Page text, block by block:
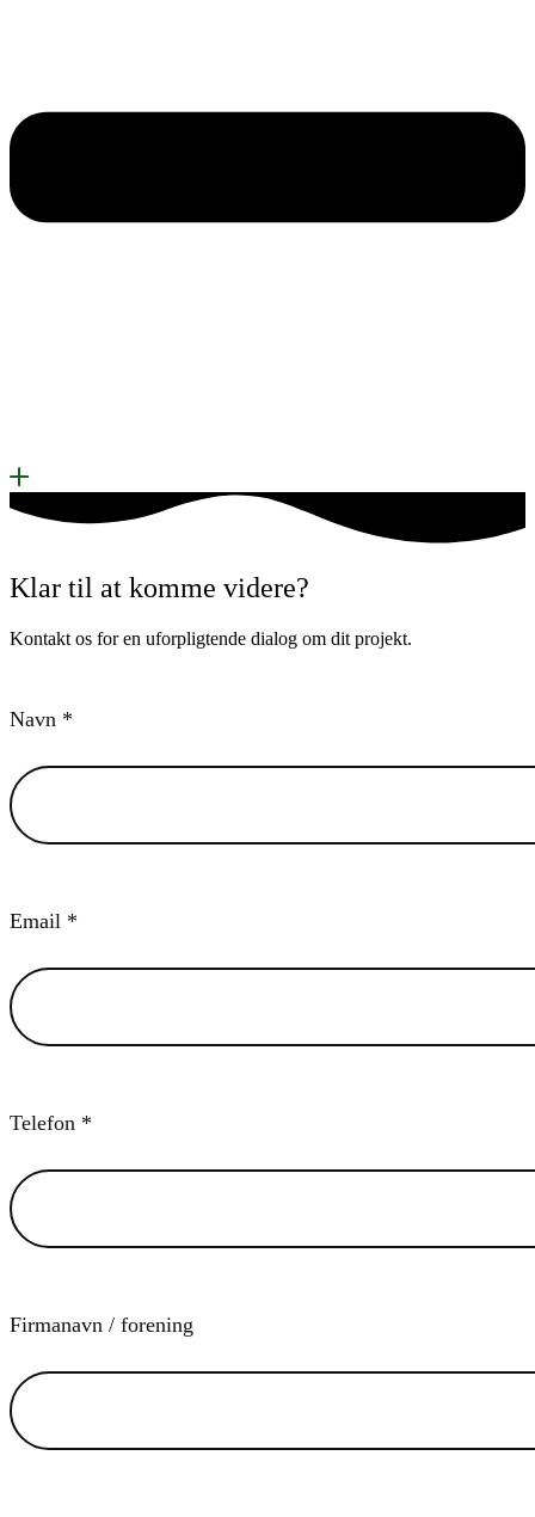
Klar til at komme videre?
Kontakt os for en uforpligtende dialog om dit projekt.
Navn *
Email *
Telefon *
Firmanavn / forening